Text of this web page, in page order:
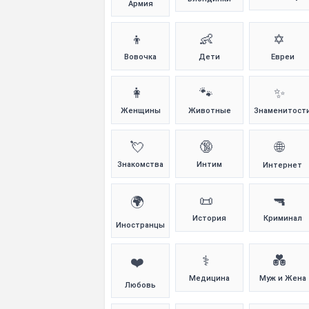
Армия
👦
Вовочка
👶
Дети
✡️
Евреи
👩
Женщины
🐾
Животные
✨
💘
Знакомства
🔞
Интим
🌐
Интернет
🌍
Иностранцы
📜
История
🔫
Криминал
❤️
Любовь
⚕️
Медицина
💑
Муж и Жена